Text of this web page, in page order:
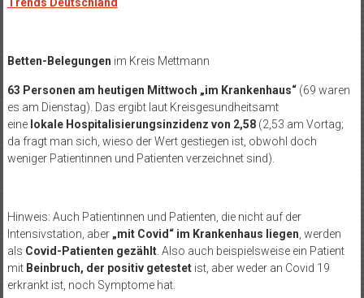
Betten-Belegungen im Kreis Mettmann
63 Personen am heutigen Mittwoch „im Krankenhaus“ (69 waren
es am Dienstag). Das ergibt laut Kreisgesundheitsamt
eine lokale Hospitalisierungsinzidenz von 2,58 (2,53 am Vortag;
da fragt man sich, wieso der Wert gestiegen ist, obwohl doch
weniger Patientinnen und Patienten verzeichnet sind).
Hinweis: Auch Patientinnen und Patienten, die nicht auf der
Intensivstation, aber „mit Covid“ im Krankenhaus liegen , werden
als Covid-Patienten gezählt. Also auch beispielsweise ein Patient
mit Beinbruch, der positiv getestetist, aber weder an Covid 19
erkrankt ist, noch Symptome hat.